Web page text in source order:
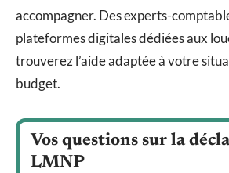
accompagner. Des experts-
plateformes digitales dédiées aux
trouverez l’aide adaptée à votre
budget.
Vos questions sur la
LMNP